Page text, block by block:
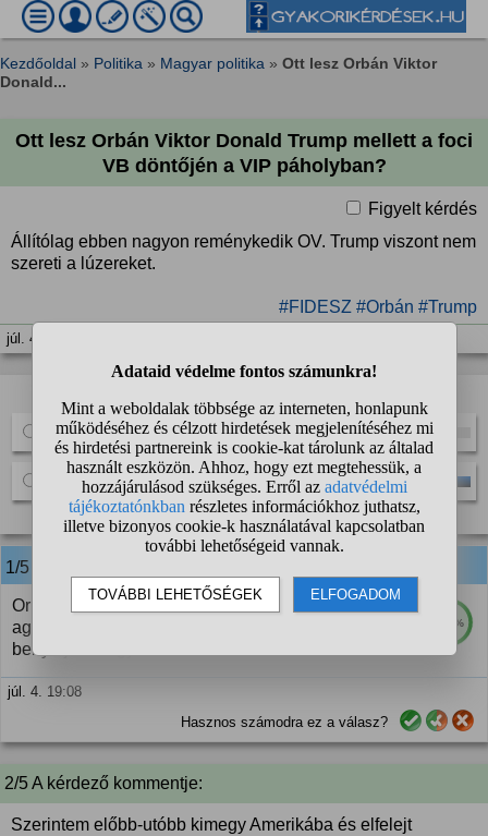
Kezdőoldal » Politika » Magyar politika » Ott lesz Orbán Viktor
Donald...
Ott lesz Orbán Viktor Donald Trump mellett a foci
VB döntőjén a VIP páholyban?
Figyelt kérdés
Állítólag ebben nagyon reménykedik OV. Trump viszont nem
szereti a lúzereket.
#FIDESZ #Orbán #Trump
júl. 4. 18:45
Ott lesz Trump mellett
Nem lesz ott Trump mellett
10 szavazat
1/5
100%
Orbán Viktor nem a vb hanem a börtön miatt
aggódik. Trump le fogja Orbánt tartóztatni hogy
benyaljon Magyar Péternek.
júl. 4. 19:08
Hasznos számodra ez a válasz?
2/5 A kérdező kommentje:
Szerintem előbb-utóbb kimegy Amerikába és elfelejt